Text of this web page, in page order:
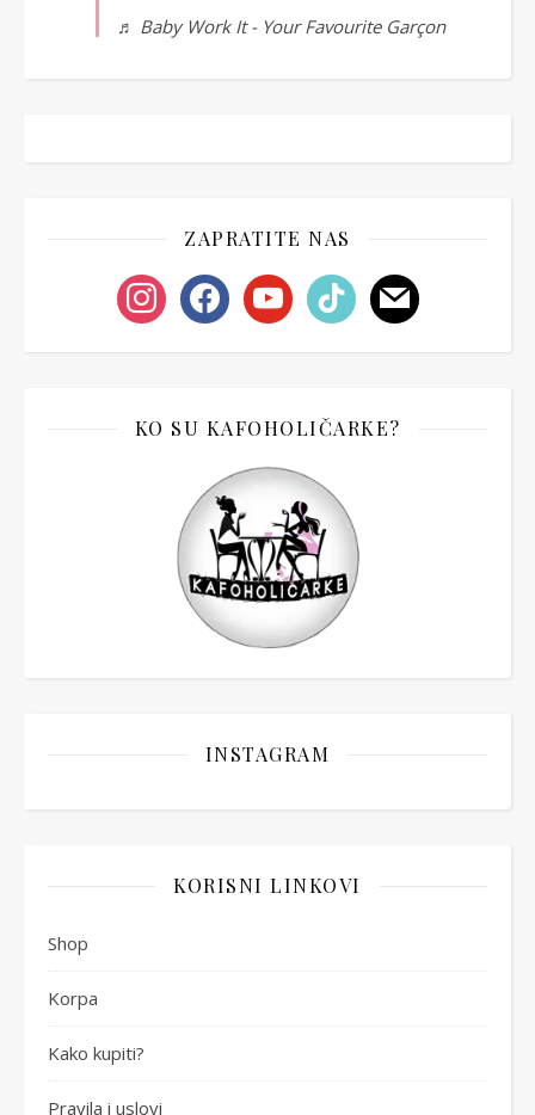
♬ Baby Work It - Your Favourite Garçon
ZAPRATITE NAS
instagramfacebookyoutubetiktok mail
KO SU KAFOHOLIČARKE?
INSTAGRAM
KORISNI LINKOVI
Shop
Korpa
Kako kupiti?
Pravila i uslovi